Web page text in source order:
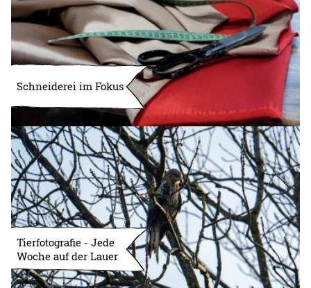
Schneiderei im Fokus
Tierfotografie - Jede
Woche auf der Lauer